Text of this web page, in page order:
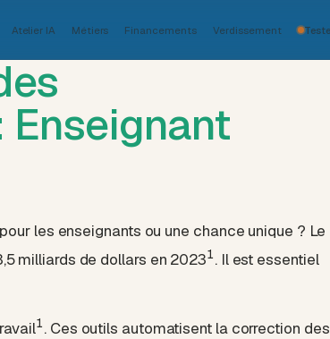
Atelier IA Métiers Financements Verdissement
les enseignants ou une chance unique ? Le
milliards de dollars en 20231. Il est essentiel
1. Ces outils automatisent la correction des